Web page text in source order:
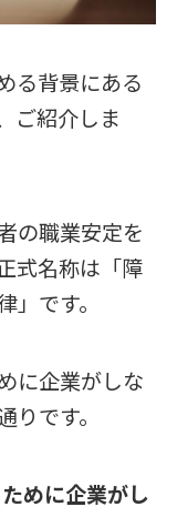
る背景にある
ご紹介しま
の職業安定を
式名称は「障
」です。
に企業がしな
りです。
めに企業がし